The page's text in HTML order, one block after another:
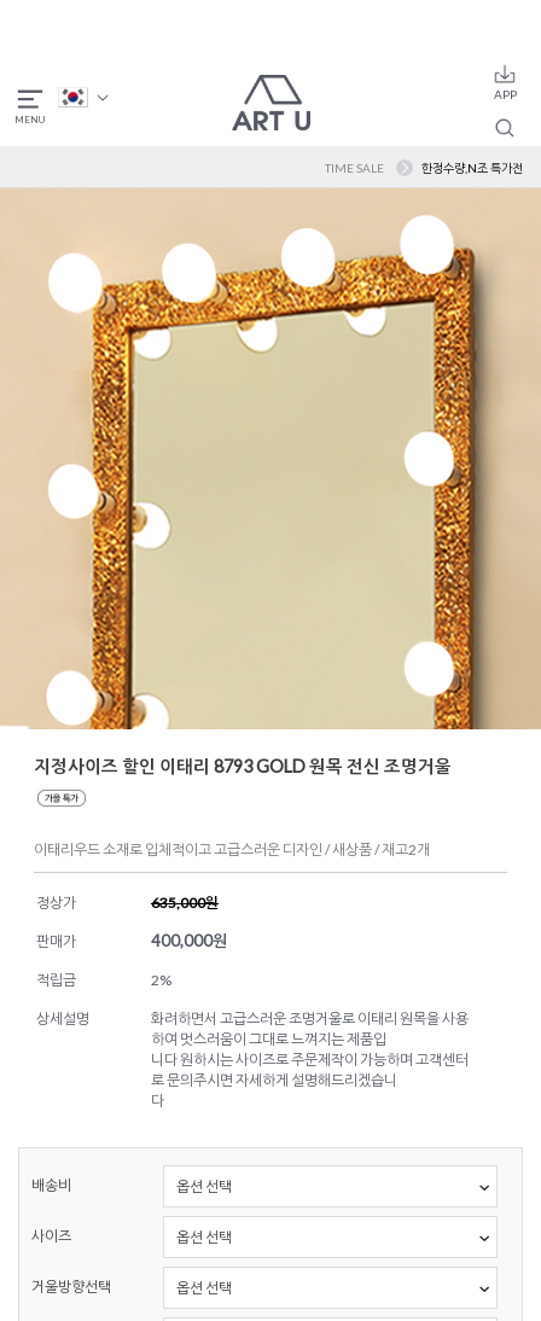
TIME SALE 한정수량,N조 특가전
지정사이즈 할인 이태리 8793 GOLD 원목 전신 조명거울
이태리우드 소재로 입체적이고 고급스러운 디자인 / 새상품 / 재고2개
정상가 635,000원
판매가 400,000원
적립금 2%
상세설명
화려하면서 고급스러운 조명거울로 이태리 원목을 사용
하여 멋스러움이 그대로 느껴지는 제품입
니다 원하시는 사이즈로 주문제작이 가능하며 고객센터
로 문의주시면 자세하게 설명해드리겠습니
다
배송비
사이즈
거울방향선택